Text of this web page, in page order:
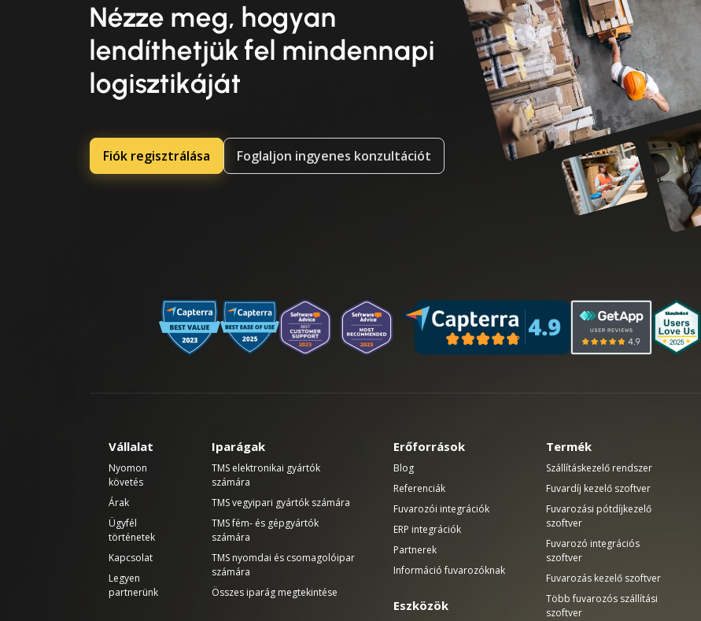
Nézze meg, hogyan
lendíthetjük fel mindennapi
logisztikáját
Fiók regisztrálása Foglaljon ingyenes konzultációt
Vállalat
Nyomon
követés
Árak
Ügyfél
történetek
Kapcsolat
Legyen
partnerünk
Iparágak
TMS elektronikai gyártók
számára
TMS vegyipari gyártók számára
TMS fém- és gépgyártók
számára
TMS nyomdai és csomagolóipar
számára
Összes iparág megtekintése
Erőforrások
Blog
Referenciák
Fuvarozói integrációk
ERP integrációk
Partnerek
Információ fuvarozóknak
Eszközök
Termék
Szállításkezelő rendszer
Fuvardíj kezelő szoftver
Fuvarozási pótdíjkezelő
szoftver
Fuvarozó integrációs
szoftver
Fuvarozás kezelő szoftver
Több fuvarozós szállítási
szoftver